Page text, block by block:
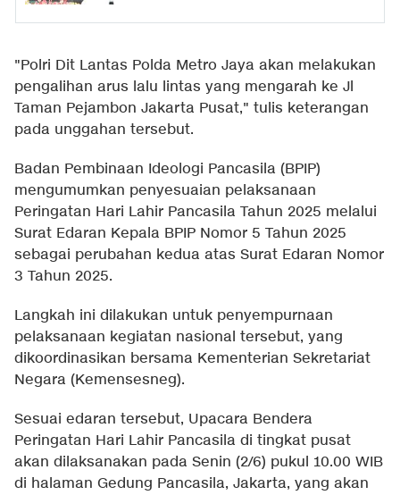
"Polri Dit Lantas Polda Metro Jaya akan melakukan
pengalihan arus lalu lintas yang mengarah ke Jl
Taman Pejambon Jakarta Pusat," tulis keterangan
pada unggahan tersebut.
Badan Pembinaan Ideologi Pancasila (BPIP)
mengumumkan penyesuaian pelaksanaan
Peringatan Hari Lahir Pancasila Tahun 2025 melalui
Surat Edaran Kepala BPIP Nomor 5 Tahun 2025
sebagai perubahan kedua atas Surat Edaran Nomor
3 Tahun 2025.
Langkah ini dilakukan untuk penyempurnaan
pelaksanaan kegiatan nasional tersebut, yang
dikoordinasikan bersama Kementerian Sekretariat
Negara (Kemensesneg).
Sesuai edaran tersebut, Upacara Bendera
Peringatan Hari Lahir Pancasila di tingkat pusat
akan dilaksanakan pada Senin (2/6) pukul 10.00 WIB
di halaman Gedung Pancasila, Jakarta, yang akan